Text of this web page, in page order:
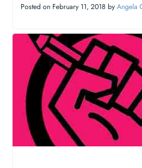
Posted on February 11, 2018 by Angela